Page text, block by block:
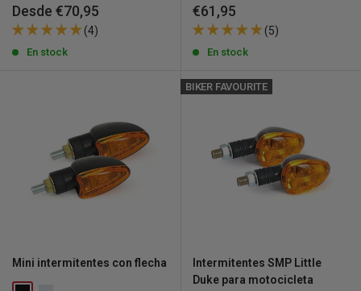
Precio
de
venta
Desde €70,95
(4)
En stock
Precio
de
venta
€61,95
(5)
En stock
Mini intermitentes con flecha
BIKER FAVOURITE
Intermitentes SMP Little
Duke para motocicleta